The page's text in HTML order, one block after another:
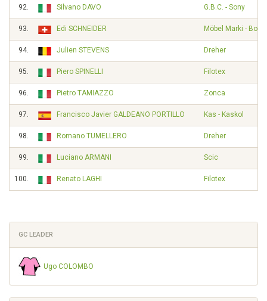
92. Silvano DAVO G.B.C. - Sony
93. Edi SCHNEIDER Möbel Marki -
94. Julien STEVENS Dreher
95. Piero SPINELLI Filotex
96. Pietro TAMIAZZO Zonca
97. Francisco Javier GALDEANO PORTILLO Kas - Kaskol
98. Romano TUMELLERO Dreher
99. Luciano ARMANI Scic
100. Renato LAGHI Filotex
GC LEADER
Ugo COLOMBO